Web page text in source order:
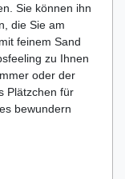
Sie können ihn
die Sie am
feinem Sand
zu Ihnen
oder der
Plätzchen für
bewundern